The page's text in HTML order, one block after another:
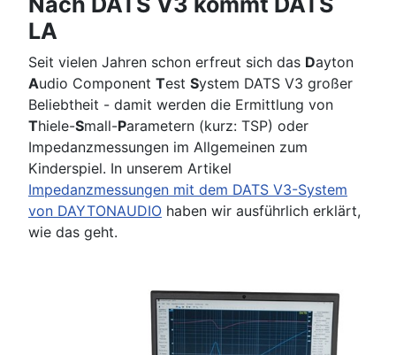
LA
Seit vielen Jahren schon erfreut sich das Dayton
Audio Component Test System DATS V3 großer
Beliebtheit - damit werden die Ermittlung von
Thiele-Small-Parametern (kurz: TSP) oder
Impedanzmessungen im Allgemeinen zum
Kinderspiel. In unserem Artikel
Impedanzmessungen mit dem DATS V3-System
von DAYTONAUDIO haben wir ausführlich erklärt,
wie das geht.